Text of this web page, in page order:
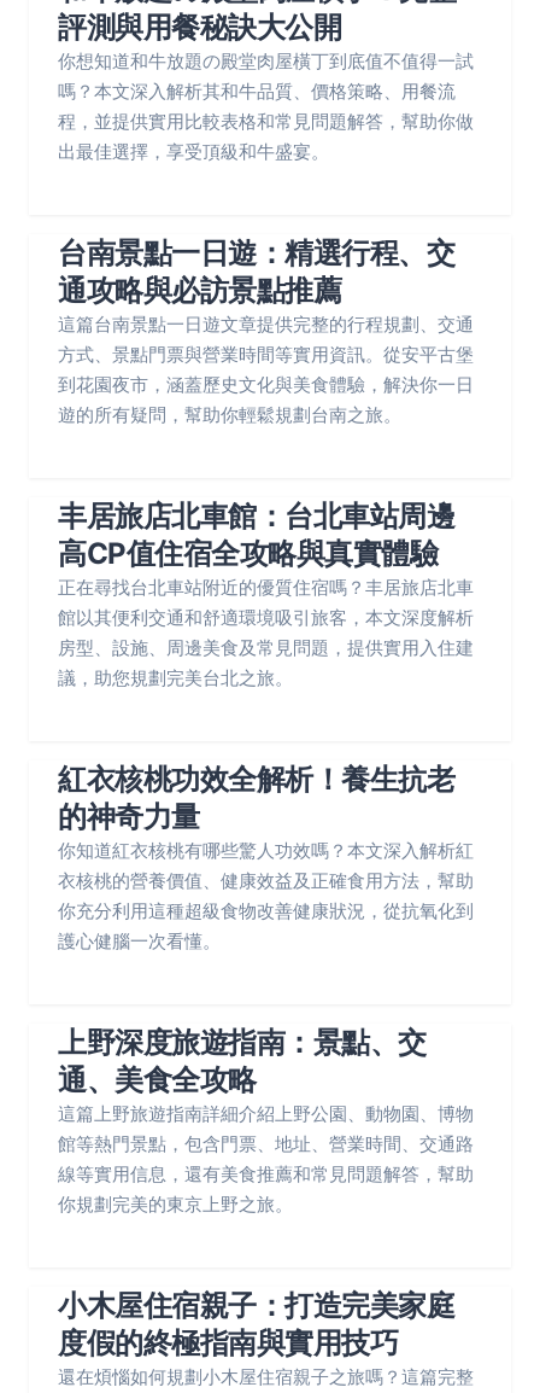
評測與用餐秘訣大公開
你想知道和牛放題の殿堂肉屋橫丁到底值不值得一試
嗎？本文深入解析其和牛品質、價格策略、用餐流
程，並提供實用比較表格和常見問題解答，幫助你做
出最佳選擇，享受頂級和牛盛宴。
台南景點一日遊：精選行程、交
通攻略與必訪景點推薦
這篇台南景點一日遊文章提供完整的行程規劃、交通
方式、景點門票與營業時間等實用資訊。從安平古堡
到花園夜市，涵蓋歷史文化與美食體驗，解決你一日
遊的所有疑問，幫助你輕鬆規劃台南之旅。
丰居旅店北車館：台北車站周邊
高CP值住宿全攻略與真實體驗
正在尋找台北車站附近的優質住宿嗎？丰居旅店北車
館以其便利交通和舒適環境吸引旅客，本文深度解析
房型、設施、周邊美食及常見問題，提供實用入住建
議，助您規劃完美台北之旅。
紅衣核桃功效全解析！養生抗老
的神奇力量
你知道紅衣核桃有哪些驚人功效嗎？本文深入解析紅
衣核桃的營養價值、健康效益及正確食用方法，幫助
你充分利用這種超級食物改善健康狀況，從抗氧化到
護心健腦一次看懂。
上野深度旅遊指南：景點、交
通、美食全攻略
這篇上野旅遊指南詳細介紹上野公園、動物園、博物
館等熱門景點，包含門票、地址、營業時間、交通路
線等實用信息，還有美食推薦和常見問題解答，幫助
你規劃完美的東京上野之旅。
小木屋住宿親子：打造完美家庭
度假的終極指南與實用技巧
還在煩惱如何規劃小木屋住宿親子之旅嗎？這篇完整